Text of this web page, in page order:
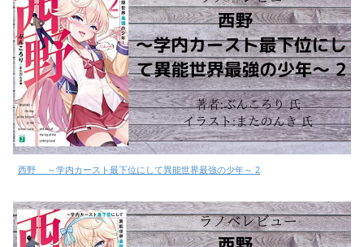
西野 ～学内カースト最下位にして異能世界最強の少年～ 2